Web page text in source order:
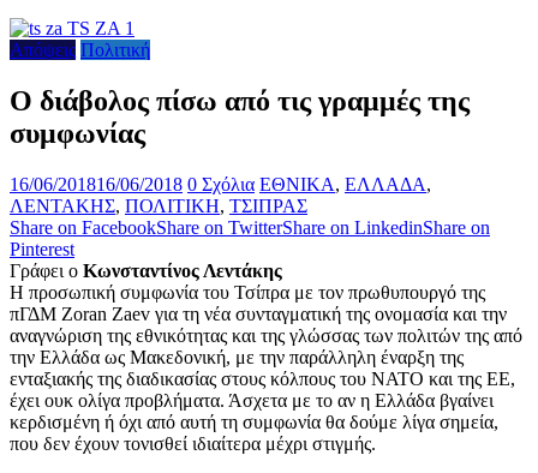
Απόψεις Πολιτική
Ο διάβολος πίσω από τις γραμμές της
συμφωνίας
16/06/201816/06/2018 0 Σχόλια ΕΘΝΙΚΑ, ΕΛΛΑΔΑ,
ΛΕΝΤΑΚΗΣ, ΠΟΛΙΤΙΚΗ, ΤΣΙΠΡΑΣ
Share on FacebookShare on TwitterShare on LinkedinShare on
Pinterest
Γράφει ο Κωνσταντίνος Λεντάκης
Η προσωπική συμφωνία του Τσίπρα με τον πρωθυπουργό της
πΓΔΜ Zoran Zaev για τη νέα συνταγματική της ονομασία και την
αναγνώριση της εθνικότητας και της γλώσσας των πολιτών της από
την Ελλάδα ως Μακεδονική, με την παράλληλη έναρξη της
ενταξιακής της διαδικασίας στους κόλπους του ΝΑΤΟ και της ΕΕ,
έχει ουκ ολίγα προβλήματα. Άσχετα με το αν η Ελλάδα βγαίνει
κερδισμένη ή όχι από αυτή τη συμφωνία θα δούμε λίγα σημεία,
που δεν έχουν τονισθεί ιδιαίτερα μέχρι στιγμής.